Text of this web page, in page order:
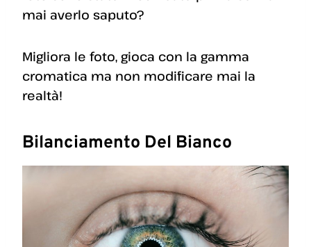
mai averlo saputo?
Migliora le foto, gioca con la gamma
cromatica ma non modificare mai la
realtà!
Bilanciamento Del Bianco